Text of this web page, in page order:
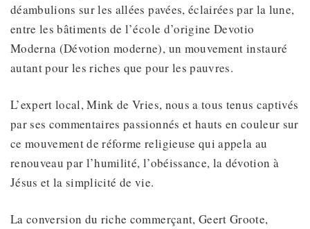
déambulions sur les allées pavées, éclairées par la lune,
entre les bâtiments de l’école d’origine Devotio
Moderna (Dévotion moderne), un mouvement instauré
autant pour les riches que pour les pauvres.
L’expert local, Mink de Vries, nous a tous tenus captivés
par ses commentaires passionnés et hauts en couleur sur
ce mouvement de réforme religieuse qui appela au
renouveau par l’humilité, l’obéissance, la dévotion à
Jésus et la simplicité de vie.
La conversion du riche commerçant, Geert Groote,